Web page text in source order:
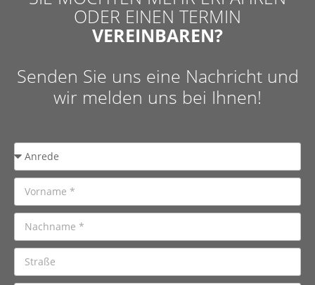
ODER EINEN TERMIN
VEREINBAREN?
Senden Sie uns eine Nachricht und
wir melden uns bei Ihnen!